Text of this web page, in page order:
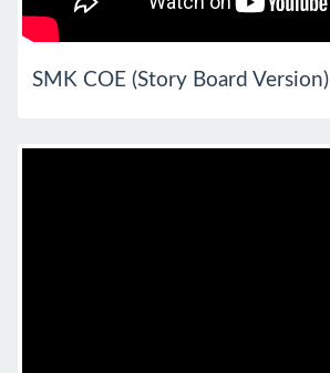
SMK COE (Story Board Version)